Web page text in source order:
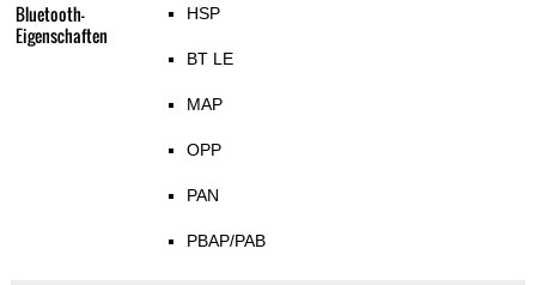
Bluetooth-
Eigenschaften
HSP
BT LE
MAP
OPP
PAN
PBAP/PAB